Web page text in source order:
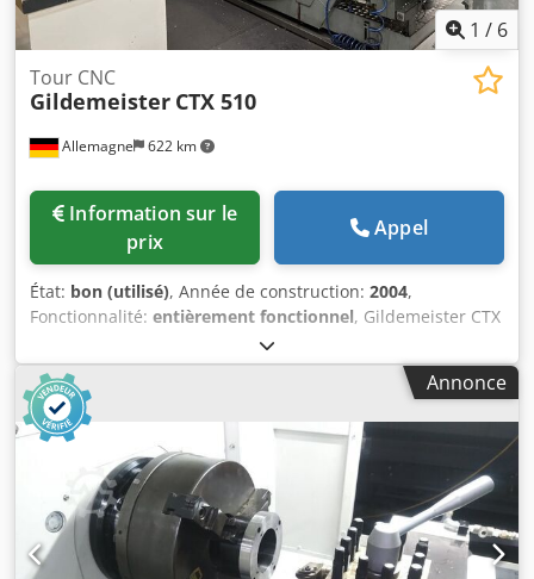
1 / 6
Allemagne 622 km
Tour CNC
Gildemeister CTX 510
prix
Appel
État: bon (utilisé), Année de construction: 2004,
Fonctionnalité: entièrement fonctionnel, Gildemeister CTX
510 Commande : Siemens 840 D avec Shop-Turn
Credpfxjzmxz Rs Agkef Année de fabrication : 2004 Course
X / Z : 300 / 1050 mm Tourelle : 12 postes Interface d'outil :
VDI 40 Vitesse de broche jusqu'à : 3 500 tr/min Passage de
barre : 90 mm Course du mandrin : 150 mm Contre-pointe
Refroidissement : 20 bars Taille du mandrin : 315 mm
Heures de fonctionnement de la broche : environ 14 000 *
La machine a servi à fabriquer des séries allant de 0 à 5
pièces * La programmation a été effectuée directement sur
la machine.
Annonce